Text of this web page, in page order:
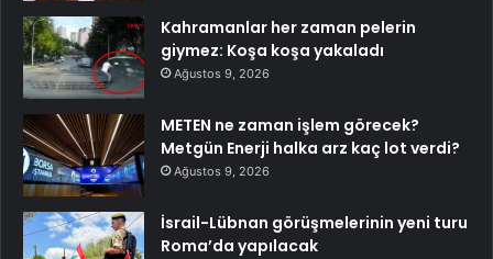
Kahramanlar her zaman pelerin
giymez: Koşa koşa yakaladı
Ağustos 9, 2026
METEN ne zaman işlem görecek?
Metgün Enerji halka arz kaç lot verdi?
Ağustos 9, 2026
İsrail-Lübnan görüşmelerinin yeni turu
Roma’da yapılacak